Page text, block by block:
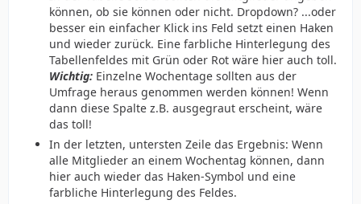
können, ob sie können oder nicht. Dropdown? ...oder
besser ein einfacher Klick ins Feld setzt einen Haken
und wieder zurück. Eine farbliche Hinterlegung des
Tabellenfeldes mit Grün oder Rot wäre hier auch toll.
Wichtig: Einzelne Wochentage sollten aus der
Umfrage heraus genommen werden können! Wenn
dann diese Spalte z.B. ausgegraut erscheint, wäre
das toll!
In der letzten, untersten Zeile das Ergebnis: Wenn
alle Mitglieder an einem Wochentag können, dann
hier auch wieder das Haken-Symbol und eine
farbliche Hinterlegung des Feldes.